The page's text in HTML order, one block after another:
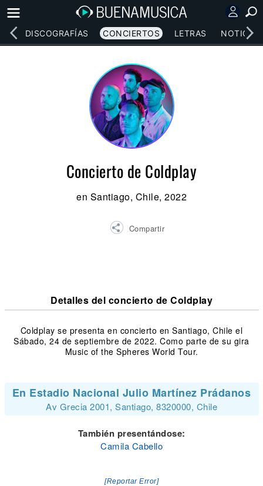
DISCOGRAFÍAS CONCIERTOS LETRAS NOTICIAS
Concierto de Coldplay
en Santiago, Chile, 2022
Compartir
Detalles del concierto de Coldplay
Coldplay se presenta en concierto en Santiago, Chile el
Sábado, 24 de septiembre de 2022. Como parte de su gira
Music of the Spheres World Tour.
En Estadio Nacional Julio Martínez Prádanos
Av Grecia 2001, Santiago, 8320000, Chile
También presentándose:
Camila Cabello
[Reportar Error]